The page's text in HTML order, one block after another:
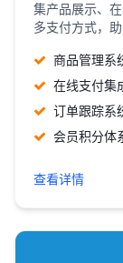
集产品展示、
多支付方式，
商品管理系
在线支付集
订单跟踪系
会员积分体
查看详情